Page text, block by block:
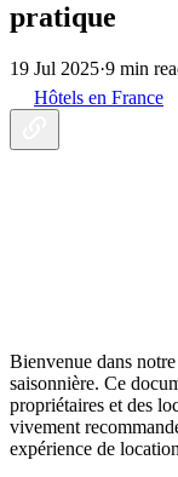
pratique
19 Jul 2025·9 min
Hôtels en France
Bienvenue dans
saisonnière. Ce
propriétaires et des
vivement
expérience de